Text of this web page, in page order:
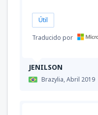
JENILSON
Brazylia,Abril 2019
Útil
Traducido por